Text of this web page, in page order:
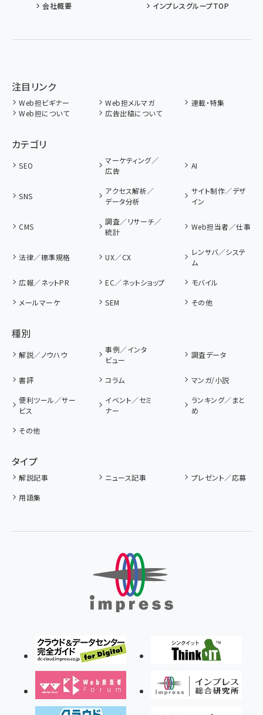
会社概要
インプレスグループTOP
注目リンク
Web担ビギナー Web担メルマガ
連載・特集
Web担について
広告出稿について
カテゴリ
SEO
マーケティング／
広告
AI
SNS
アクセス解析／
データ分析
サイト制作／デザ
イン
CMS
調査／リサーチ／
統計
Web担当者／仕事
法律／標準規格 UX／CX
レンサバ／システ
ム
広報／ネットPR
EC／ネットショップ
モバイル
メールマーケ
SEM その他
種別
解説／ノウハウ
事例／インタ
ビュー
調査データ
書評 コラム
マンガ/小説
便利ツール／サー
ビス
イベント／セミ
ナー
ランキング／まと
め
その他
タイプ
解説記事 ニュース記事
プレゼント／応募
用語集